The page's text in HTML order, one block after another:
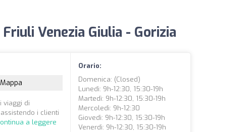
Venezia Giulia - Gorizia
Mappa
viaggi di
i clienti
a leggere
Orario:
Domenica: (closed)
Lunedì: 9h-12:30, 15:30-19h
Martedì: 9h-12:30, 15:30-19h
Mercoledì: 9h-12:30
Giovedì: 9h-12:30, 15:30-19h
Venerdì: 9h-12:30, 15:30-19h